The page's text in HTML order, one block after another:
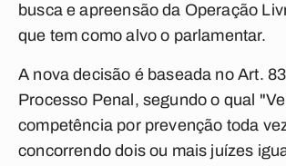
busca e apreensão da Operação
que tem como alvo o parlamentar.
A nova decisão é baseada no Art.
Processo Penal, segundo o qual
competência por prevenção toda
concorrendo dois ou mais juízes